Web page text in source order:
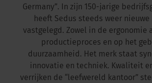
Germany”. In zijn 150-jarige
heeft Sedus steeds weer
vastgelegd. Zowel in de ergonomie
productieproces en op het
duurzaamheid. Het merk staat
innovatie en techniek. Kwaliteit
verrijken de “leefwereld kantoor”